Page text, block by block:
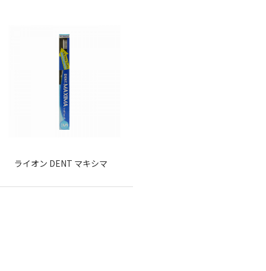
ライオン DENT マキシマ